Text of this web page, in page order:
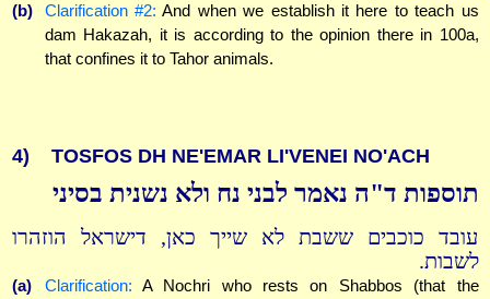
(b) Clarification #2: And when we establish it here to teach us
dam Hakazah, it is according to the opinion there in 100a,
that confines it to Tahor animals.
4) TOSFOS DH NE'EMAR LI'VENEI NO'ACH
תוספות ד"ה נאמר לבני נח ולא נשנית בסיני
עובד כוכבים ששבת לא שייך כאן, דישראל הוזהרו
לשבות.
(a) Clarification: A Nochri who rests on Shabbos (that the